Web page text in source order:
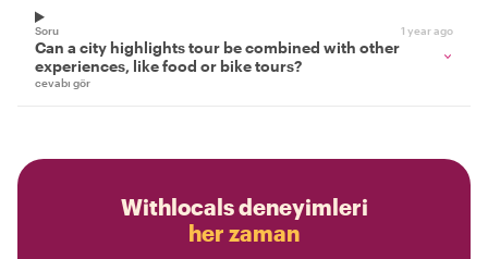
Soru 1 year ago
Can a city highlights tour be combined with other
experiences, like food or bike tours?
cevabı gör
Withlocals deneyimleri
her zaman